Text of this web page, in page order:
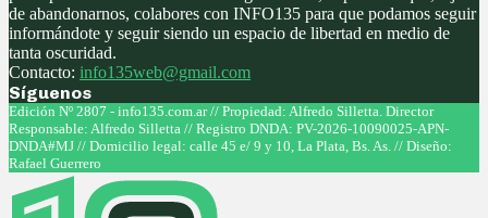
de abandonarnos, colabores con INFO135 para que podamos seguir
informándote y seguir siendo un espacio de libertad en medio de
tanta oscuridad.
Contacto: info135web@gmail.com
Síguenos
Facebook
Twitter
Instagram
Youtube
Edición Nº 2807 - info135.com.ar // Propiedad: Alfredo Silletta. Director
Responsable: Alfredo Silletta // Registro DNDA: PV-2026-10090025-APN-
DNDA#MJ // Domicilio legal: calle 45 e/ 9 y 10, La Plata, Bs. As. // Diseño:
Rafael Guerrero